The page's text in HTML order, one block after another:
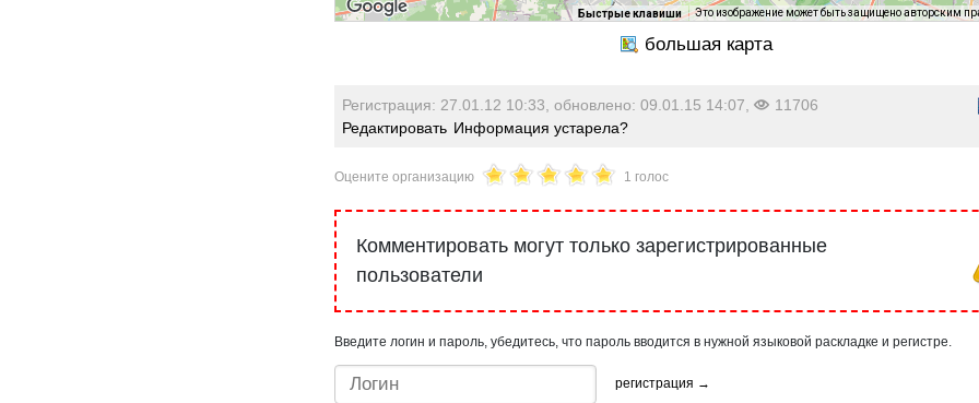
Быстрые клавиши Это изображение может быть защищено авторским
Регистрация: 27.01.12 10:33, обновлено: 09.01.15 14:07,
11706
Редактировать Информация устарела?
Оцените организацию 1 голос
Комментировать могут только зарегистрированные
пользователи
Введите логин и пароль, убедитесь, что пароль вводится в нужной языковой раскладке и регистре.
регистрация →